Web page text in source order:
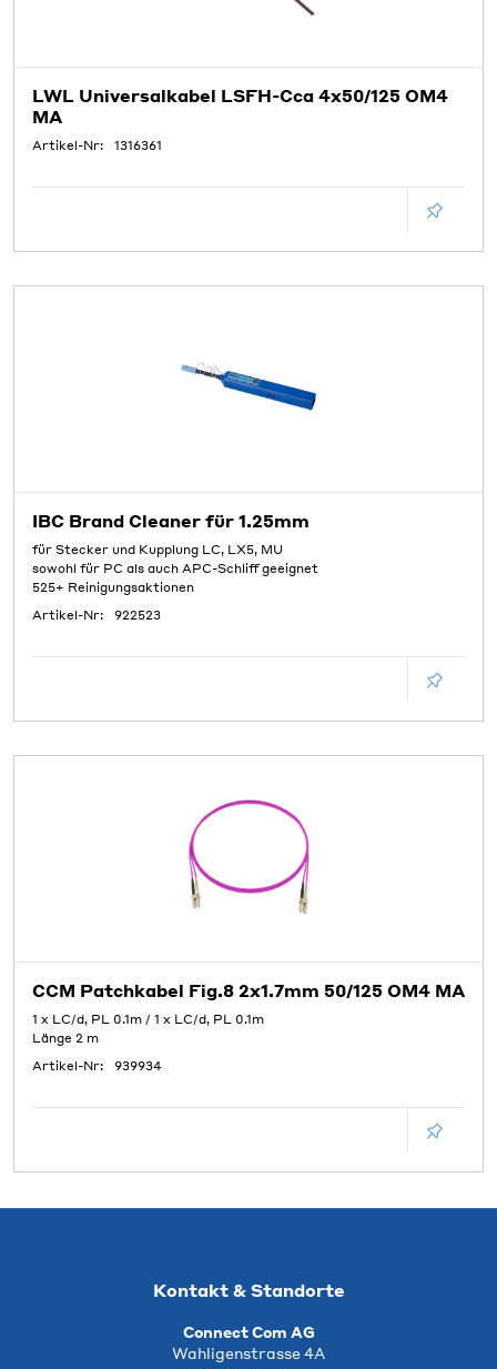
LWL Universalkabel LSFH-Cca 4x50/125 OM4
MA
Artikel-Nr: 1316361
IBC Brand Cleaner für 1.25mm
für Stecker und Kupplung LC, LX5, MU
sowohl für PC als auch APC-Schliff geeignet
525+ Reinigungsaktionen
Artikel-Nr:
922523
CCM Patchkabel Fig.8 2x1.7mm 50/125 OM4 MA
1 x LC/d, PL 0.1m / 1 x LC/d, PL 0.1m
Länge 2 m
Artikel-Nr:
939934
Kontakt & Standorte
Connect Com AG
Wahligenstrasse 4A